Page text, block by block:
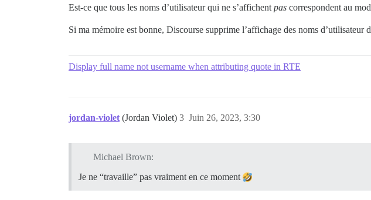
Est-ce que tous les noms d’utilisateur qui ne s’affichent pas correspondent au
Si ma mémoire est bonne, Discourse supprime l’affichage des noms
Display full name not username when attributing quote in RTE
jordan-violet (Jordan Violet) Juin 26, 2023, 3:30
3
Michael Brown:
Je ne “travaille” pas vraiment en ce moment